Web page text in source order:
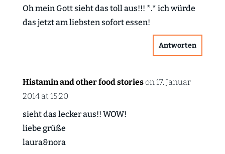
Oh mein Gott sieht das toll aus!!! *.* ich würde
das jetzt am liebsten sofort essen!
Antworten
Histamin and other food stories on 17. Januar
2014 at 15:20
sieht das lecker aus!! WOW!
liebe grüße
laura&nora